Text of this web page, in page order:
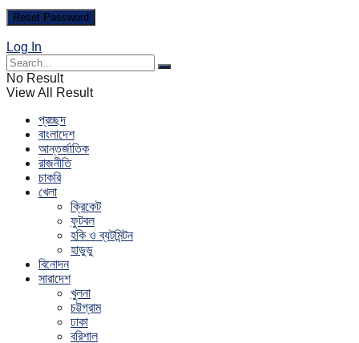
Log In
No Result
View All Result
প্রচ্ছদ
বাংলাদেশ
আন্তর্জাতিক
রাজনীতি
চাকরি
খেলা
ক্রিকেট
ফুটবল
হকি ও ব্যটমিন্টন
হাডুডু
বিনোদন
সারাদেশ
খুলনা
চট্টগ্রাম
ঢাকা
বরিশাল